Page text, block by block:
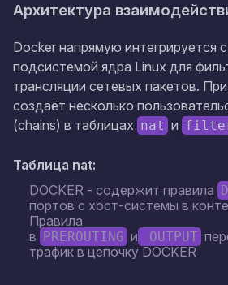
Архитектура
Docker напрямую интегрируется
подсистемой ядра Linux для
трансляции сетевых пакетов.
создаёт несколько
(chains) в таблицах nat и
Таблица nat:
DOCKER - содержит правила
портов с хост-системы в
Правила
в PREROUTING и OUTPUT
трафик в цепочку DOCKER